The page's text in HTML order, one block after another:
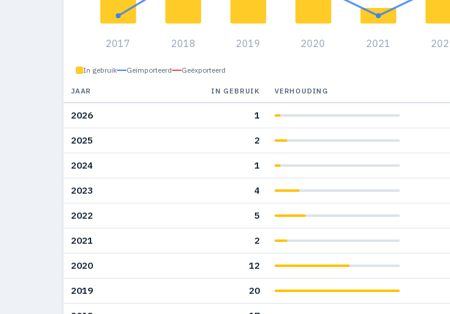
2017 2018 2019 2020 2021
In gebruik Geïmporteerd Geëxporteerd
JAAR IN GEBRUIK VERHOUDING
2026 1
2025 2
2024 1
2023 4
2022 5
2021 2
2020 12
2019 20